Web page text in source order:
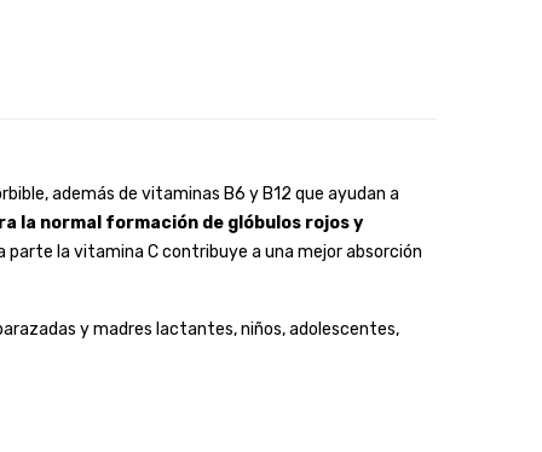
además de vitaminas B6 y B12 que ayudan a
la normal formación de glóbulos rojos y
la vitamina C contribuye a una mejor absorción
y madres lactantes, niños, adolescentes,